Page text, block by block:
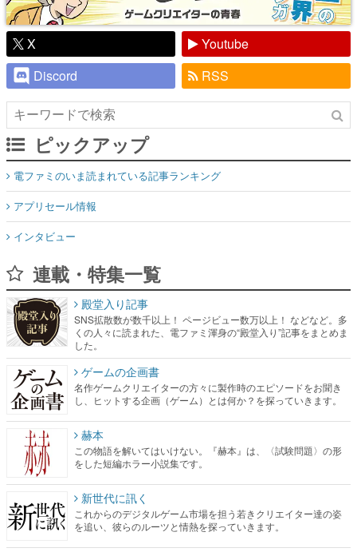
X
Youtube
Discord
RSS
ピックアップ
電ファミのいま読まれている記事ランキング
アプリセール情報
インタビュー
連載・特集一覧
殿堂入り記事
SNS拡散数が数千以上！ ページビュー数万以上！ などなど。多
くの人々に読まれた、電ファミ渾身の“殿堂入り”記事をまとめま
した。
ゲームの企画書
名作ゲームクリエイターの方々に製作時のエピソードをお聞き
し、ヒットする企画（ゲーム）とは何か？を探っていきます。
赫本
この物語を解いてはいけない。『赫本』は、〈試験問題〉の形
をした短編ホラー小説集です。
新世代に訊く
これからのデジタルゲーム市場を担う若きクリエイター達の姿
を追い、彼らのルーツと情熱を探っていきます。